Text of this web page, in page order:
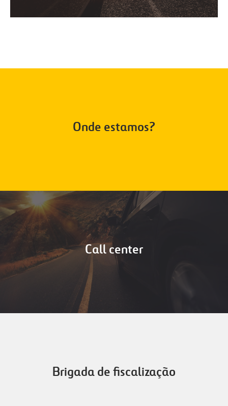
Onde estamos?
Call center
Brigada de fiscalização